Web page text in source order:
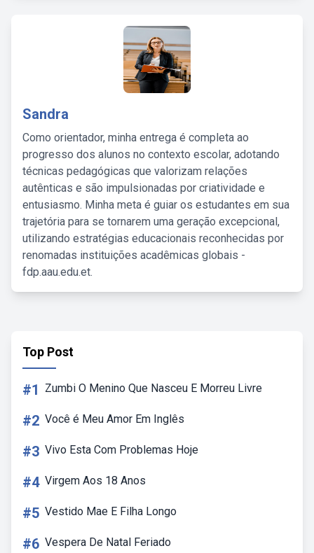
Sandra
Como orientador, minha entrega é completa ao
progresso dos alunos no contexto escolar, adotando
técnicas pedagógicas que valorizam relações
autênticas e são impulsionadas por criatividade e
entusiasmo. Minha meta é guiar os estudantes em sua
trajetória para se tornarem uma geração excepcional,
utilizando estratégias educacionais reconhecidas por
renomadas instituições acadêmicas globais -
fdp.aau.edu.et.
Top Post
#1 Zumbi O Menino Que Nasceu E Morreu Livre
#2 Você é Meu Amor Em Inglês
#3 Vivo Esta Com Problemas Hoje
#4 Virgem Aos 18 Anos
#5 Vestido Mae E Filha Longo
#6 Vespera De Natal Feriado